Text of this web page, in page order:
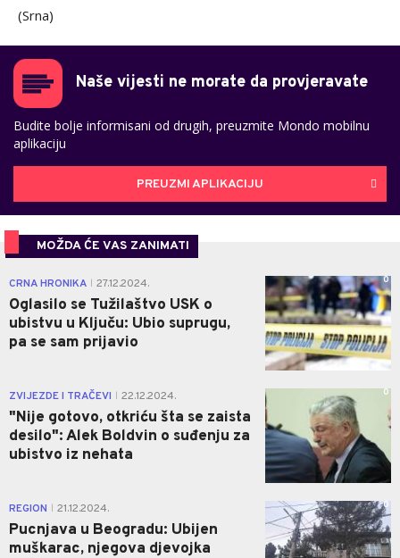
(Srna)
Naše vijesti ne morate da provjeravate
Budite bolje informisani od drugih, preuzmite Mondo mobilnu
aplikaciju
PREUZMI APLIKACIJU
MOŽDA ĆE VAS ZANIMATI
CRNA HRONIKA 27.12.2024.
Oglasilo se Tužilaštvo USK o
ubistvu u Ključu: Ubio suprugu,
pa se sam prijavio
0
ZVIJEZDE I TRAČEVI 22.12.2024.
"Nije gotovo, otkriću šta se zaista
desilo": Alek Boldvin o suđenju za
ubistvo iz nehata
0
REGION 21.12.2024.
Pucnjava u Beogradu: Ubijen
muškarac, njegova djevojka
0